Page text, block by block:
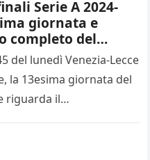
Serie A 2024-
giornata e
completo del
del lunedì Venezia-Lecce
la 13esima giornata del
riguarda il…